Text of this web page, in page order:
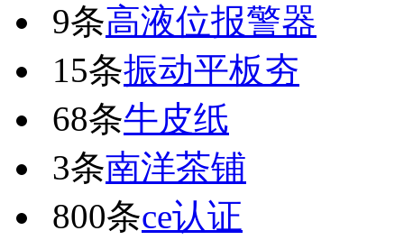
9条高液位报警器
15条振动平板夯
68条牛皮纸
3条南洋茶铺
800条ce认证